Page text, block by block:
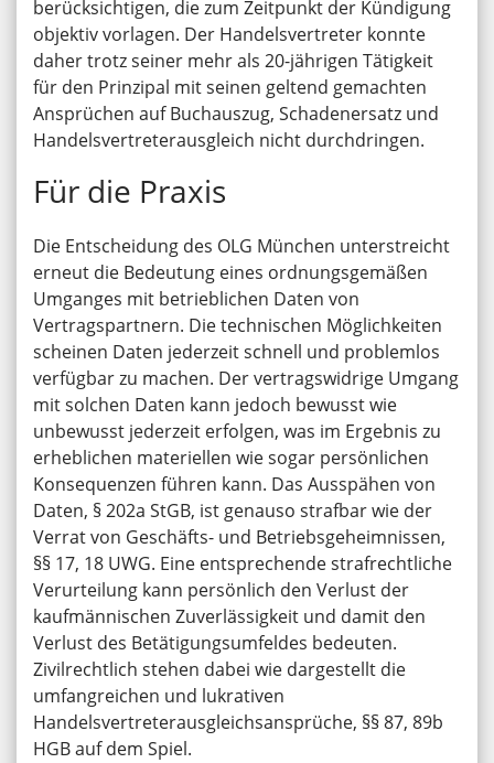
berücksichtigen, die zum Zeitpunkt der Kündigung
objektiv vorlagen. Der Handelsvertreter konnte
daher trotz seiner mehr als 20-jährigen Tätigkeit
für den Prinzipal mit seinen geltend gemachten
Ansprüchen auf Buchauszug, Schadenersatz und
Handelsvertreterausgleich nicht durchdringen.
Für die Praxis
Die Entscheidung des OLG München unterstreicht
erneut die Bedeutung eines ordnungsgemäßen
Umganges mit betrieblichen Daten von
Vertragspartnern. Die technischen Möglichkeiten
scheinen Daten jederzeit schnell und problemlos
verfügbar zu machen. Der vertragswidrige Umgang
mit solchen Daten kann jedoch bewusst wie
unbewusst jederzeit erfolgen, was im Ergebnis zu
erheblichen materiellen wie sogar persönlichen
Konsequenzen führen kann. Das Ausspähen von
Daten, § 202a StGB, ist genauso strafbar wie der
Verrat von Geschäfts- und Betriebsgeheimnissen,
§§ 17, 18 UWG. Eine entsprechende strafrechtliche
Verurteilung kann persönlich den Verlust der
kaufmännischen Zuverlässigkeit und damit den
Verlust des Betätigungsumfeldes bedeuten.
Zivilrechtlich stehen dabei wie dargestellt die
umfangreichen und lukrativen
Handelsvertreterausgleichsansprüche, §§ 87, 89b
HGB auf dem Spiel.